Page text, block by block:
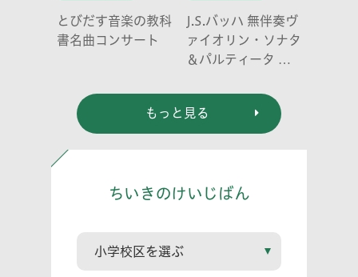
とびだす音楽の教科
書名曲コンサート
J.S.バッハ 無伴奏ヴ
ァイオリン・ソナタ
＆パルティータ 全
祐貴 川口尭史 伊東
真奈
もっと見る
ちいきのけいじばん